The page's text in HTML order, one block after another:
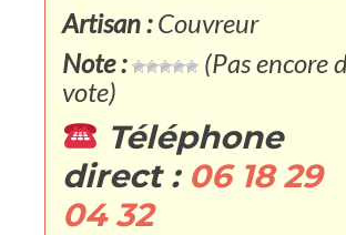
Artisan :Couvreur
Note :
(Pas encore
vote)
Téléphone
direct : 06 18 29
04 32